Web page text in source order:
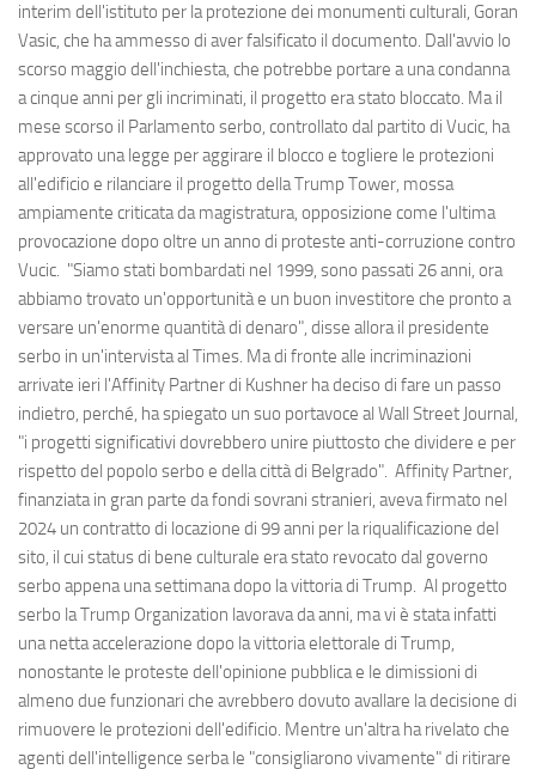
interim dell'istituto per la protezione dei monumenti culturali, Goran
Vasic, che ha ammesso di aver falsificato il documento. Dall'avvio lo
scorso maggio dell'inchiesta, che potrebbe portare a una condanna
a cinque anni per gli incriminati, il progetto era stato bloccato. Ma il
mese scorso il Parlamento serbo, controllato dal partito di Vucic, ha
approvato una legge per aggirare il blocco e togliere le protezioni
all'edificio e rilanciare il progetto della Trump Tower, mossa
ampiamente criticata da magistratura, opposizione come l'ultima
provocazione dopo oltre un anno di proteste anti-corruzione contro
Vucic. "Siamo stati bombardati nel 1999, sono passati 26 anni, ora
abbiamo trovato un'opportunità e un buon investitore che pronto a
versare un'enorme quantità di denaro", disse allora il presidente
serbo in un'intervista al Times. Ma di fronte alle incriminazioni
arrivate ieri l'Affinity Partner di Kushner ha deciso di fare un passo
indietro, perché, ha spiegato un suo portavoce al Wall Street Journal,
"i progetti significativi dovrebbero unire piuttosto che dividere e per
rispetto del popolo serbo e della città di Belgrado". Affinity Partner,
finanziata in gran parte da fondi sovrani stranieri, aveva firmato nel
2024 un contratto di locazione di 99 anni per la riqualificazione del
sito, il cui status di bene culturale era stato revocato dal governo
serbo appena una settimana dopo la vittoria di Trump. Al progetto
serbo la Trump Organization lavorava da anni, ma vi è stata infatti
una netta accelerazione dopo la vittoria elettorale di Trump,
nonostante le proteste dell'opinione pubblica e le dimissioni di
almeno due funzionari che avrebbero dovuto avallare la decisione di
rimuovere le protezioni dell'edificio. Mentre un'altra ha rivelato che
agenti dell'intelligence serba le "consigliarono vivamente" di ritirare